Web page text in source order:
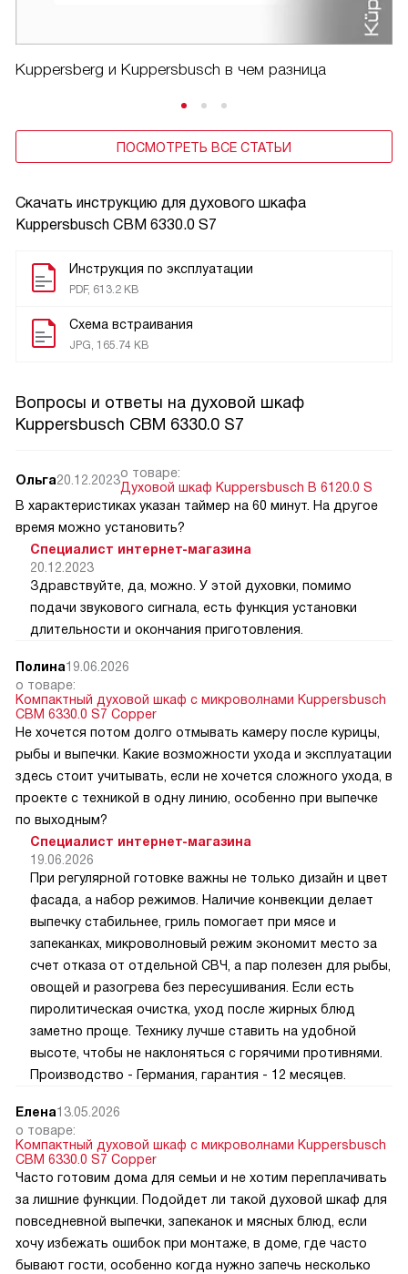
Скачать инструкцию для духового шкафа
Kuppersbusch CBM 6330.0 S7
Инструкция по эксплуатации
PDF, 613.2 KB
Схема встраивания
JPG, 165.74 KB
Kuppersberg и Kuppersbusch в чем разница
ПОСМОТРЕТЬ ВСЕ СТАТЬИ
Вопросы и ответы на духовой шкаф
Kuppersbusch CBM 6330.0 S7
Ольга20.12.2023о товаре:
Духовой шкаф Kuppersbusch B 6120.0 S
В характеристиках указан таймер на 60 минут. На другое
время можно установить?
Специалист интернет-магазина
20.12.2023
Здравствуйте, да, можно. У этой духовки, помимо
подачи звукового сигнала, есть функция установки
длительности и окончания приготовления.
Полина19.06.2026
о товаре:
Компактный духовой шкаф с микроволнами Kuppersbusch
CBM 6330.0 S7 Copper
Не хочется потом долго отмывать камеру после курицы,
рыбы и выпечки. Какие возможности ухода и эксплуатации
здесь стоит учитывать, если не хочется сложного ухода, в
проекте с техникой в одну линию, особенно при выпечке
по выходным?
Специалист интернет-магазина
19.06.2026
При регулярной готовке важны не только дизайн и цвет
фасада, а набор режимов. Наличие конвекции делает
выпечку стабильнее, гриль помогает при мясе и
запеканках, микроволновый режим экономит место за
счет отказа от отдельной СВЧ, а пар полезен для рыбы,
овощей и разогрева без пересушивания. Если есть
пиролитическая очистка, уход после жирных блюд
заметно проще. Технику лучше ставить на удобной
высоте, чтобы не наклоняться с горячими противнями.
Производство - Германия, гарантия - 12 месяцев.
Елена13.05.2026
о товаре:
Компактный духовой шкаф с микроволнами Kuppersbusch
CBM 6330.0 S7 Copper
Часто готовим дома для семьи и не хотим переплачивать
за лишние функции. Подойдет ли такой духовой шкаф для
повседневной выпечки, запеканок и мясных блюд, если
хочу избежать ошибок при монтаже, в доме, где часто
бывают гости, особенно когда нужно запечь несколько